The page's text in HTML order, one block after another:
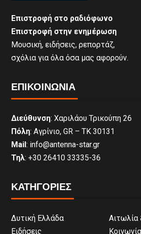
Επιστροφή στο ραδιόφωνο
Επιστροφή στην ενημέρωση
Μουσική, ειδήσεις, ρεπορτάζ,
σχόλια για όλα όσα μας αφορούν.
ΕΠΙΚΟΙΝΩΝΊΑ
Διεύθυνση: Χαριλάου Τρικούπη 26
Πόλη: Αγρίνιο, GR – ΤΚ 30131
Mail: info@antenna-star.gr
Τηλ: +30 26410 33335-36
ΚΑΤΗΓΟΡΙΕΣ
Δυτική Ελλάδα
Αιτωλία
Ειδήσεις
Κοινωνία